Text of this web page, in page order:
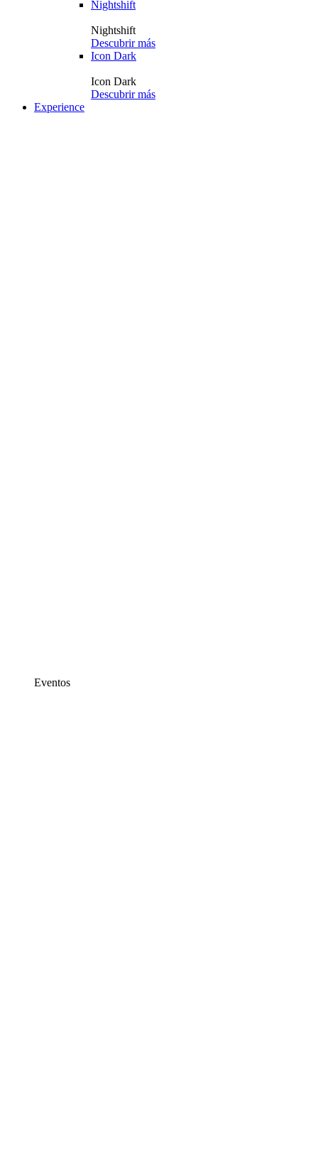
Nightshift
Nightshift
Descubrir más
Icon Dark
Icon Dark
Descubrir más
Experience
Eventos